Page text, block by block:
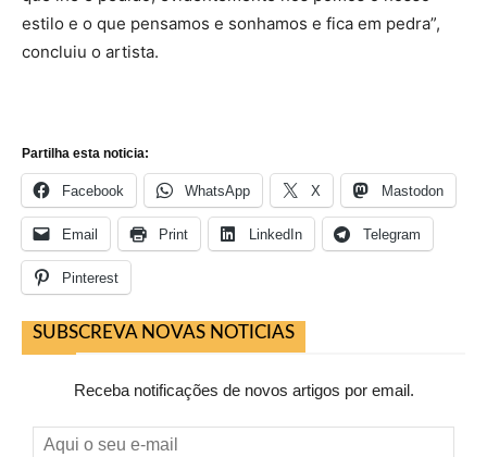
estilo e o que pensamos e sonhamos e fica em pedra”,
concluiu o artista.
Partilha esta noticia:
Facebook WhatsApp X Mastodon
Email Print LinkedIn Telegram
Pinterest
SUBSCREVA NOVAS NOTICIAS
Receba notificações de novos artigos por email.
Aqui